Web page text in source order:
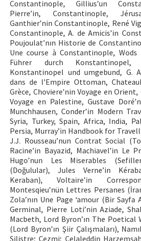
Constantinople, Gillius’un
Pierre’in, Constantinople,
Ganthier’nin Constantinople, René
Constantinople, A. de Amicis’in
Poujoulat’nın Historie de
Une course à Constantinople, Wods
Führer durch Konstantinopel,
Konstantinopel und umgebund, G.
dans de l’Empire Ottoman,
Grèce, Choviere’nin Voyage en
Voyage en Palestine, Gustave
Munchhausen, Conder’in Modern
Syria, Turkey, Spain, Africa, India,
Persia, Murray’in Handbook for
J.J. Rousseau’nun Contrat Social
Racine’in Bayazid, Machiavel’in Le
Hugo’nun Les Miserables
(Doğulular), Jules Verne’in
Keraban), Voltaire’in
Montesqieu’nün Lettres Persanes
Zola’nın Une Page ‘amour (Bir Sayfa
Germinal, Pierre Loti’nin Aziade,
Macbeth, Lord Byron’ın The Poetical
(Lord Byron’ın Şiir Çalışmaları),
Silistre; Cezmi; Celaleddin